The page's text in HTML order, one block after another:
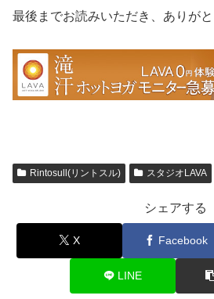
最後までお読みいただき、ありがと
Rintosull(リントスル) スタジオLAVA
シェアする
X Facebook
LINE